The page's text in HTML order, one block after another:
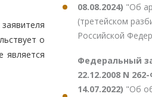
о
является
08.08.2024) "Об
(третейском
Российской
Федеральный
22.12.2008 N
14.07.2022) "Об